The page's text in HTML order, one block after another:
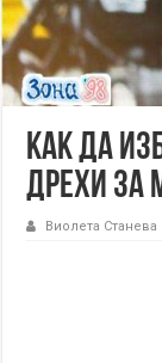
Как да
дрехи за
Виолета Станева